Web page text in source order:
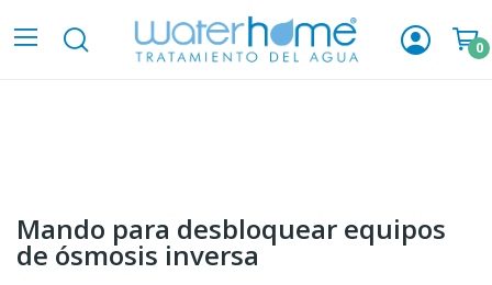
0
Mando para desbloquear equipos
de ósmosis inversa